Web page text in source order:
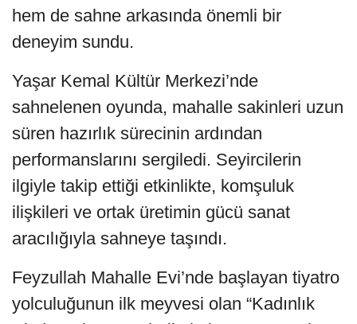
hem de sahne arkasında önemli bir
deneyim sundu.
Yaşar Kemal Kültür Merkezi’nde
sahnelenen oyunda, mahalle sakinleri uzun
süren hazırlık sürecinin ardından
performanslarını sergiledi. Seyircilerin
ilgiyle takip ettiği etkinlikte, komşuluk
ilişkileri ve ortak üretimin gücü sanat
aracılığıyla sahneye taşındı.
Feyzullah Mahalle Evi’nde başlayan tiyatro
yolculuğunun ilk meyvesi olan “Kadınlık